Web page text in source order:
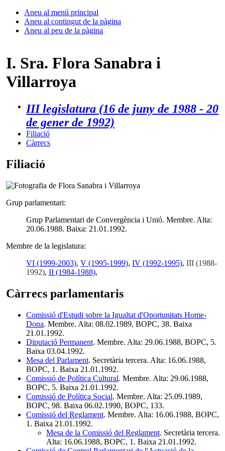
Aneu al menú principal
Aneu al contingut de la pàgina
Aneu al peu de la pàgina
I. Sra. Flora Sanabra i
Villarroya
III legislatura (16 de juny de 1988 - 20
de gener de 1992)
Filiació
Càrrecs
Filiació
Grup parlamentari:
Grup Parlamentari de Convergència i Unió. Membre. Alta:
20.06.1988. Baixa: 21.01.1992.
Membre de la legislatura:
VI (1999-2003), V (1995-1999), IV (1992-1995), III (1988-
1992), II (1984-1988),
Càrrecs parlamentaris
Comissió d'Estudi sobre la Igualtat d'Oportunitats Home-
Dona. Membre. Alta: 08.02.1989, BOPC, 38. Baixa
21.01.1992.
Diputació Permanent. Membre. Alta: 29.06.1988, BOPC, 5.
Baixa 03.04.1992.
Mesa del Parlament. Secretària tercera. Alta: 16.06.1988,
BOPC, 1. Baixa 21.01.1992.
Comissió de Política Cultural. Membre. Alta: 29.06.1988,
BOPC, 5. Baixa 21.01.1992.
Comissió de Política Social. Membre. Alta: 25.09.1989,
BOPC, 98. Baixa 06.02.1990, BOPC, 133.
Comissió del Reglament. Membre. Alta: 16.06.1988, BOPC,
1. Baixa 21.01.1992.
Mesa de la Comissió del Reglament. Secretària tercera.
Alta: 16.06.1988, BOPC, 1. Baixa 21.01.1992.